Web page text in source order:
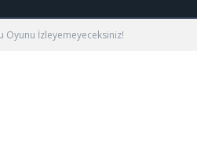
Oyunu İzleyemeyeceksiniz!